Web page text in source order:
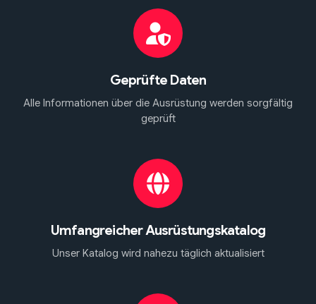
Geprüfte Daten
Alle Informationen über die Ausrüstung werden sorgfältig
geprüft
Umfangreicher Ausrüstungskatalog
Unser Katalog wird nahezu täglich aktualisiert